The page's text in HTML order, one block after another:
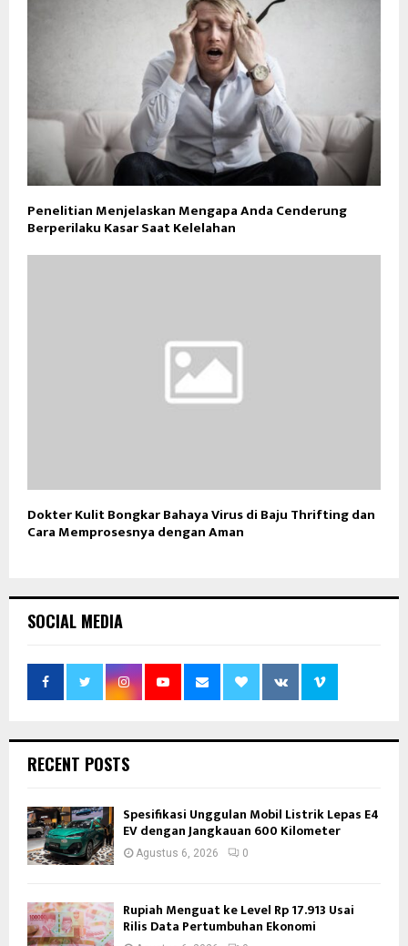
Penelitian Menjelaskan Mengapa Anda Cenderung
Berperilaku Kasar Saat Kelelahan
Dokter Kulit Bongkar Bahaya Virus di Baju Thrifting dan
Cara Memprosesnya dengan Aman
SOCIAL MEDIA
RECENT POSTS
Spesifikasi Unggulan Mobil Listrik Lepas E4
EV dengan Jangkauan 600 Kilometer
Agustus 6, 2026 0
Rupiah Menguat ke Level Rp 17.913 Usai
Rilis Data Pertumbuhan Ekonomi